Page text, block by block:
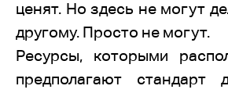
ценят. Но здесь не могут
другому. Просто не могут.
Ресурсы, которыми
предполагают